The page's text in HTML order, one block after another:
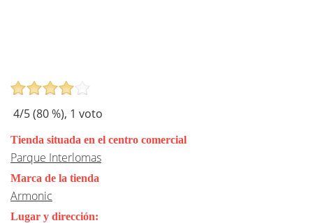
4/5 (80%), 1 voto
Tienda situada en el centro comercial
Parque Interlomas
Marca de la tienda
Armonic
Lugar y dirección: